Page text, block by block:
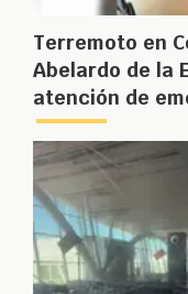
Terremoto en
Abelardo de la
atención de